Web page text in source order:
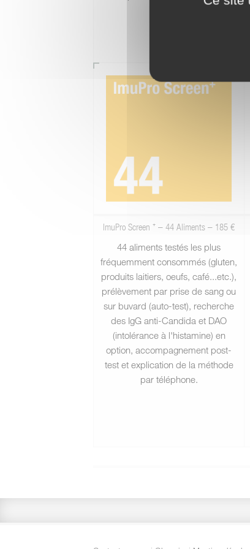
ImuPro Screen ⁺ – 44 Aliments – 185 €
44 aliments testés les plus
fréquemment consommés (gluten,
produits laitiers, oeufs, café...etc.),
prélèvement par prise de sang ou
sur buvard (auto-test), recherche
des IgG anti-Candida et DAO
(intolérance à l'histamine) en
option, accompagnement post-
test et explication de la méthode
par téléphone.